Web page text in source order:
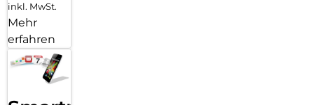
inkl. MwSt.
Mehr
erfahren